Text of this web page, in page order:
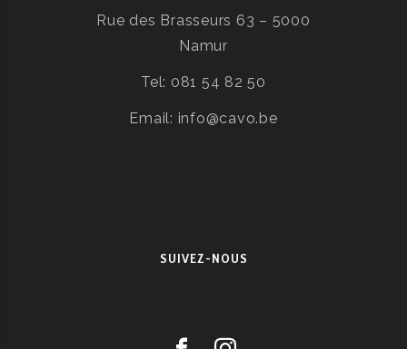
Rue des Brasseurs 63 – 5000
Namur
Tel: 081 54 82 50
Email: info@cavo.be
SUIVEZ-NOUS